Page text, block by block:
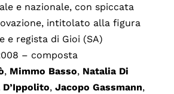
e nazionale, con spiccata
intitolato alla figura
e regista di Gioi (SA)
– composta
, Mimmo Basso,Natalia Di
D’Ippolito, Jacopo Gassmann,